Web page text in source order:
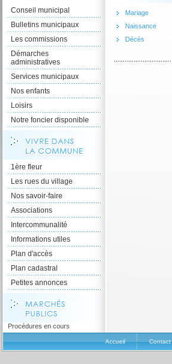
Conseil municipal
Bulletins municipaux
Les commissions
Démarches
administratives
Services municipaux
Nos enfants
Loisirs
Notre foncier disponible
1ère fleur
Les rues du village
Nos savoir-faire
Associations
Intercommunalité
Informations utiles
Plan d'accès
Plan cadastral
Petites annonces
Procédures en cours
Mariage
Naissance
Décés
Accueil Contact